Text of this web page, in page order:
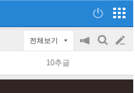
전체보기
공
on/off
검
글
쓰
10추글